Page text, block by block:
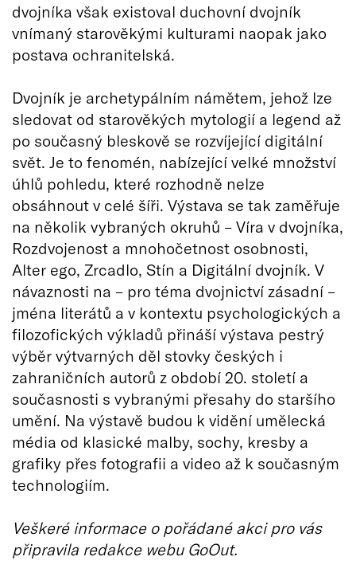
dvojníka však existoval duchovní dvojník
vnímaný starověkými kulturami naopak jako
postava ochranitelská.
Dvojník je archetypálním námětem, jehož lze
sledovat od starověkých mytologií a legend až
po současný bleskově se rozvíjející digitální
svět. Je to fenomén, nabízející velké množství
úhlů pohledu, které rozhodně nelze
obsáhnout v celé šíři. Výstava se tak zaměřuje
na několik vybraných okruhů – Víra v dvojníka,
Rozdvojenost a mnohočetnost osobnosti,
Alter ego, Zrcadlo, Stín a Digitální dvojník. V
návaznosti na – pro téma dvojnictví zásadní –
jména literátů a v kontextu psychologických a
filozofických výkladů přináší výstava pestrý
výběr výtvarných děl stovky českých i
zahraničních autorů z období 20. století a
současnosti s vybranými přesahy do staršího
umění. Na výstavě budou k vidění umělecká
média od klasické malby, sochy, kresby a
grafiky přes fotografii a video až k současným
technologiím.
Veškeré informace o pořádané akci pro vás
připravila redakce webu GoOut.